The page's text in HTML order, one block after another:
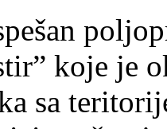
koje je
sa